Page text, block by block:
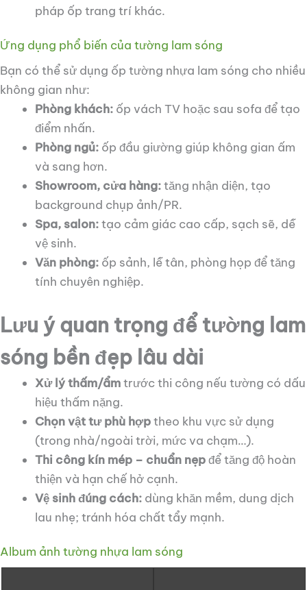
pháp ốp trang trí khác.
Ứng dụng phổ biến của tường lam sóng
Bạn có thể sử dụng ốp tường nhựa lam sóng cho nhiều
không gian như:
Phòng khách: ốp vách TV hoặc sau sofa để tạo
điểm nhấn.
Phòng ngủ: ốp đầu giường giúp không gian ấm
và sang hơn.
Showroom, cửa hàng:tăng nhận diện, tạo
background chụp ảnh/PR.
Spa, salon:tạo cảm giác cao cấp, sạch sẽ, dễ
vệ sinh.
Văn phòng: ốp sảnh, lễ tân, phòng họp để tăng
tính chuyên nghiệp.
Lưu ý quan trọng để tường lam
sóng bền đẹp lâu dài
Xử lý thấm/ẩmtrước thi công nếu tường có dấu
hiệu thấm nặng.
Chọn vật tư phù hợptheo khu vực sử dụng
(trong nhà/ngoài trời, mức va chạm…).
Thi công kín mép – chuẩn nẹpđể tăng độ hoàn
thiện và hạn chế hở cạnh.
Vệ sinh đúng cách: dùng khăn mềm, dung dịch
lau nhẹ; tránh hóa chất tẩy mạnh.
Album ảnh tường nhựa lam sóng